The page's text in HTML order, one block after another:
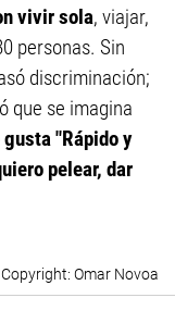
vivir sola, viajar,
personas. Sin
discriminación;
que se imagina
gusta "Rápido y
pelear, dar
Omar Novoa